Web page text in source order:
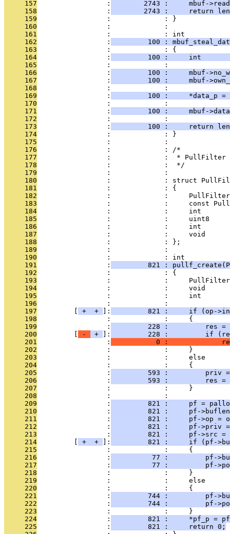
     157
                 :
2743 :     mbuf-
     158
                 :
2743 :     return
     159
                 :             : }
     160
                 :             :
     161
                 :             : int
     162
                 :
100 :
     163
                 :             : {
     164
                 :
100 :     int
     165
                 :             :
     166
                 :
100 :     mbuf-
     167
                 :
100 :     mbuf-
     168
                 :             :
     169
                 :
100 :     *data_p =
     170
                 :             :
     171
                 :
100 :     mbuf-
     172
                 :             :
     173
                 :
100 :     return
     174
                 :             : }
     175
                 :             :
     176
                 :             : /*
     177
                 :             :  * PullFilter
     178
                 :             :  */
     179
                 :             :
     180
:             : struct
     181
                 :             : {
     182
:             :
     183
:             :     const
     184
:             :     int
     185
:             :     uint8
     186
:             :     int
     187
:             :     void
     188
                 :             : };
     189
                 :             :
     190
                 :             : int
     191
                 :
821 :
     192
                 :             : {
     193
:             :
     194
:             :     void
     195
:             :     int
     196
                 :             :
     197
+ + ]:
821 :     if (op-
     198
                 :             :     {
     199
                 :
228 :         res =
     200
- + ]:
228 :         if
     201
                 :
0 :
     202
                 :             :     }
     203
                 :             :     else
     204
                 :             :     {
     205
                 :
593 :         priv
     206
                 :
593 :         res =
     207
                 :             :     }
     208
                 :             :
     209
                 :
821 :     pf =
     210
                 :
821 :     pf-
     211
                 :
821 :     pf->op =
     212
                 :
821 :     pf->priv
     213
                 :
821 :     pf->src =
     214
+ + ]:
821 :     if (pf-
     215
                 :             :     {
     216
                 :
77 :         pf-
     217
                 :
77 :         pf-
     218
                 :             :     }
     219
                 :             :     else
     220
                 :             :     {
     221
                 :
744 :         pf-
     222
                 :
744 :         pf-
     223
                 :             :     }
     224
                 :
821 :     *pf_p =
     225
                 :
         821 :     return 0;